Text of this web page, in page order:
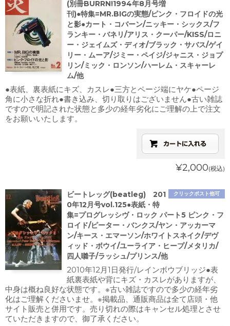
(別冊BURRN!1994年8月号増
刊)●特集=MR.BIGの実態/ピンク・フロイドの光
と影●カート・コバーン/ニッキー・シックス/フ
ランキー・バネリ/アリス・クーパー/KISS/ロニ
ー・ジェイムズ・ディオ/ブラック・サバス/ゲイ
リー・ムーア/ジミー・ペイジ/ジャニス・ジョプ
リン/ミック・ロンソン/ハーレム・スキャーレ
ム/他
●表紙、裏表紙にキズ、カスレ●三方とページ端にヤケ●ページ
角に小さな折れ●書き込み、切り取りはございません●古い雑誌
ですので明記された状態と多少の経年劣化にご理解の上で注文
をお願いいたします。
¥2,000(税込)
クリックポスト他可
ビートレッグ(beatleg) 201
0年12月号vol.125●表紙・特
集=プログレッシヴ・ロック パート5 ピンク・フ
ロイド/ピーター・バンクス/ヤン・アッカーマ
ン/キース・エマーソン/ホワイトスネイク/デヴ
ィッド・ボウイ/ユーライア・ヒープ/メタリカ/
四人囃子/ラッシュ/プリンス/他
2010年12月1日発行/レインボウブリッジ●表
紙裏表紙や背にキズ・カスレがありますが、
中身は概ね良好な状態です。※古い雑誌ですので多少の経年劣
化はご理解くださいませ。※掲載品、通販商品は全て店頭・他
サイト販売と併用です。売り切れの際はキャンセル処理とさせ
ていただきますので、御了承ください。